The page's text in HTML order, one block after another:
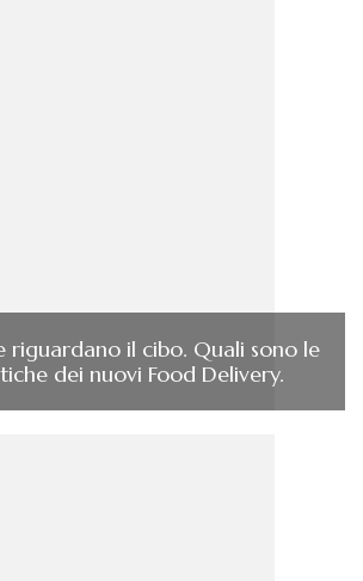
riguardano il cibo. Quali sono le
dei nuovi Food Delivery.